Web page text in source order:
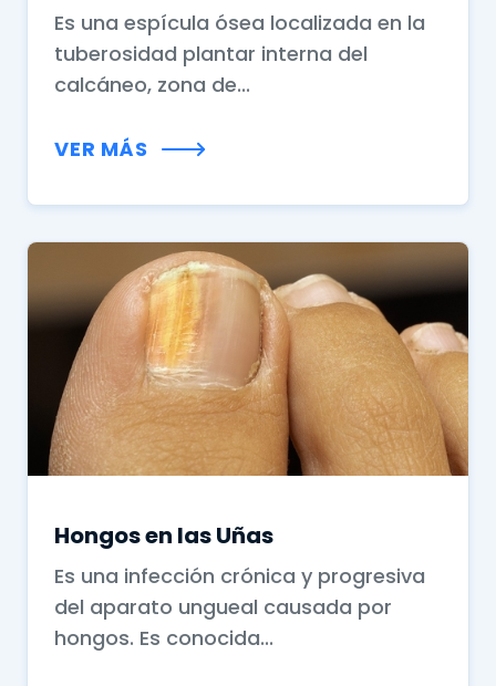
Es una espícula ósea localizada en la
tuberosidad plantar interna del
calcáneo, zona de...
VER MÁS
Hongos en las Uñas
Es una infección crónica y progresiva
del aparato ungueal causada por
hongos. Es conocida...